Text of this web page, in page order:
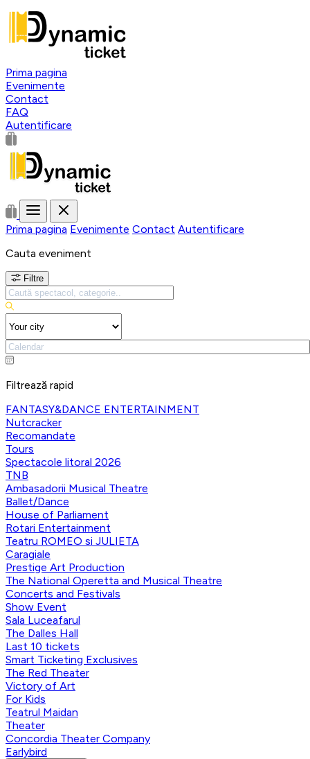
Prima pagina
Evenimente
Contact
FAQ
Autentificare
Prima pagina Evenimente Contact Autentificare
Cauta eveniment
Filtre
Filtrează rapid
FANTASY&DANCE ENTERTAINMENT
Nutcracker
Recomandate
Tours
Spectacole litoral 2026
TNB
Ambasadorii Musical Theatre
Ballet/Dance
House of Parliament
Rotari Entertainment
Teatru ROMEO si JULIETA
Caragiale
Prestige Art Production
The National Operetta and Musical Theatre
Concerts and Festivals
Show Event
Sala Luceafarul
The Dalles Hall
Last 10 tickets
Smart Ticketing Exclusives
The Red Theater
Victory of Art
For Kids
Teatrul Maidan
Theater
Concordia Theater Company
Earlybird